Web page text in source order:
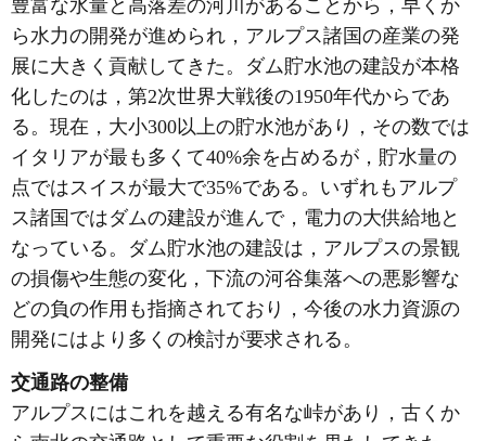
豊富な水量と高落差の河川があることから，早くか
ら水力の開発が進められ，アルプス諸国の産業の発
展に大きく貢献してきた。ダム貯水池の建設が本格
化したのは，第2次世界大戦後の1950年代からであ
る。現在，大小300以上の貯水池があり，その数では
イタリアが最も多くて40%余を占めるが，貯水量の
点ではスイスが最大で35%である。いずれもアルプ
ス諸国ではダムの建設が進んで，電力の大供給地と
なっている。ダム貯水池の建設は，アルプスの景観
の損傷や生態の変化，下流の河谷集落への悪影響な
どの負の作用も指摘されており，今後の水力資源の
開発にはより多くの検討が要求される。
交通路の整備
アルプスにはこれを越える有名な峠があり，古くか